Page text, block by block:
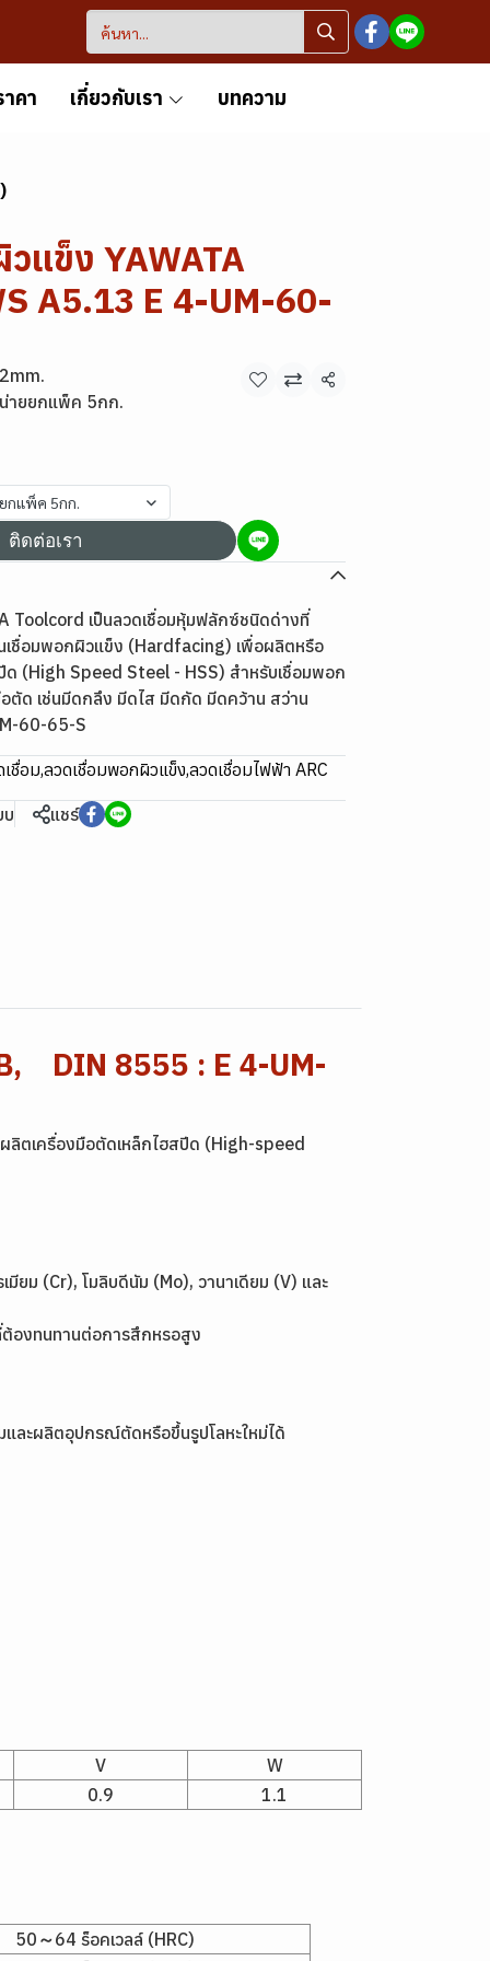
คา เกี่ยวกับเรา บทความ
แข็ง YAWATA
A5.13 E 4-UM-60-
ายยกแพ็ค 5กก.
แชร์
กแพ็ค 5กก.
ติดต่อเรา
Toolcord เป็นลวดเชื่อมหุ้มฟลักซ์ชนิดด่างที่
เชื่อมพอกผิวแข็ง (Hardfacing) เพื่อผลิตหรือ
ด (High Speed Steel - HSS) สำหรับเชื่อมพอก
ตัด เช่นมีดกลึง มีดไส มีดกัด มีดคว้าน สว่าน
60-65-S
ชื่อม,ลวดเชื่อมพอกผิวแข็ง,ลวดเชื่อมไฟฟ้า ARC
บ แชร์
DIN 8555 : E 4-UM-
ลิตเครื่องมือตัดเหล็กไฮสปีด (High-speed
ยม (Cr), โมลิบดีนัม (Mo), วานาเดียม (V) และ
ต้องทนทานต่อการสึกหรอสูง
ละผลิตอุปกรณ์ตัดหรือขึ้นรูปโลหะใหม่ได้
V
W
0.9 1.1
50～64 ร็อคเวลล์ (HRC)